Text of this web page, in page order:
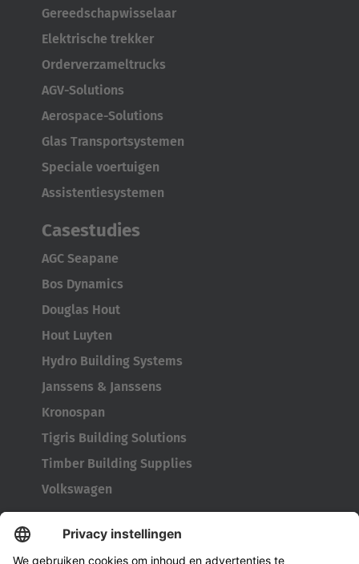
Gereedschapwisselaar
Elektrische trekker
Orderverzameltrucks
AGV-Solutions
Aerospace-Solutions
Glas Transportsystemen
Speciale voertuigen
Assistentiesystemen
Casestudies
AGC Seapane
Bos Dynamics
Douglas Hout
Hout Luyten
Hydro Building Systems
Janssens & Janssens
Kronospan
Tigris Building Solutions
Timber Building Supplies
Volkswagen
Service
Originele reserveonderdelen